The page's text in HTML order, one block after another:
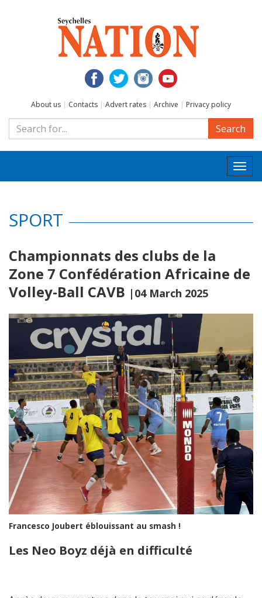
About us | Contacts | Advert rates | Archive | Privacy policy
Search
SPORT
Championnats des clubs de la
Zone 7 Confédération Africaine de
Volley-Ball CAVB |04 March 2025
Francesco Joubert éblouissant au smash !
Les Neo Boyz déjà en difficulté